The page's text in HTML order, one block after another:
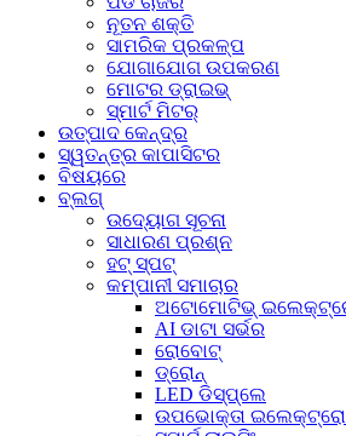
ନୂତନ ଶକ୍ତି
ସାମରିକ ପ୍ରକଳ୍ପ
ଯୋଗାଯୋଗ ଉପକରଣ
ମୋଟର ଡ୍ରାଇଭ୍
ସ୍ମାର୍ଟ ମିଟର୍
ଉତ୍ପାଦ କେନ୍ଦ୍ର
ସ୍ୱତନ୍ତ୍ର କାପାସିଟର
ବିଷୟରେ
ବ୍ଲଗ୍
ଉଦ୍ୟୋଗ ସୂଚନା
ସାଧାରଣ ପ୍ରଶ୍ନ
ହଟ୍‍ ସ୍ପଟ୍‍
କମ୍ପାନୀ ସମାଚାର
ଅଟୋମୋଟିଭ୍
AI ଡାଟା ସର୍ଭର
ରୋବୋଟ୍
ଡ୍ରୋନ୍
LED ଡିସ୍‌ପ୍ଲେ
ଉପଭୋକ୍ତା